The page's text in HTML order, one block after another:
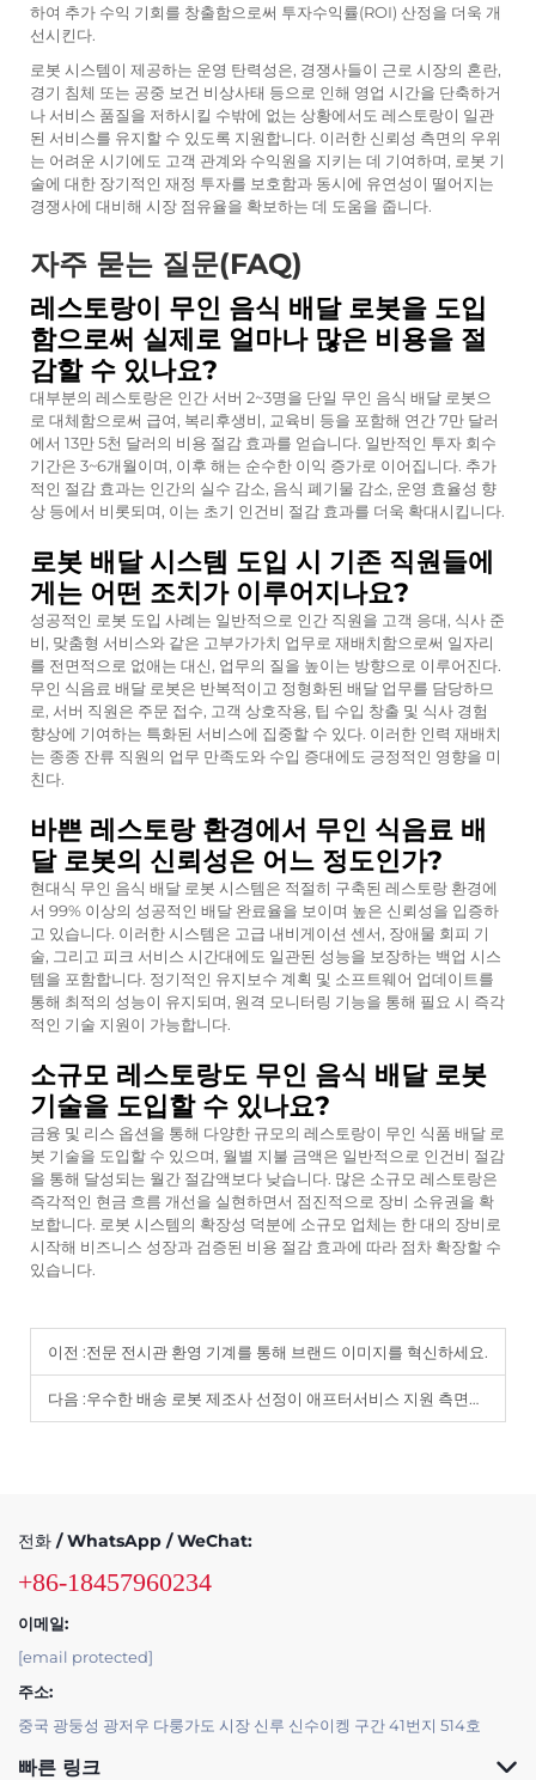
하여 추가 수익 기회를 창출함으로써 투자수익률(ROI) 산정을 더욱 개
선시킨다.
로봇 시스템이 제공하는 운영 탄력성은, 경쟁사들이 근로 시장의 혼란,
경기 침체 또는 공중 보건 비상사태 등으로 인해 영업 시간을 단축하거
나 서비스 품질을 저하시킬 수밖에 없는 상황에서도 레스토랑이 일관
된 서비스를 유지할 수 있도록 지원합니다. 이러한 신뢰성 측면의 우위
는 어려운 시기에도 고객 관계와 수익원을 지키는 데 기여하며, 로봇 기
술에 대한 장기적인 재정 투자를 보호함과 동시에 유연성이 떨어지는
경쟁사에 대비해 시장 점유율을 확보하는 데 도움을 줍니다.
자주 묻는 질문(FAQ)
레스토랑이 무인 음식 배달 로봇을 도입
함으로써 실제로 얼마나 많은 비용을 절
감할 수 있나요?
대부분의 레스토랑은 인간 서버 2~3명을 단일 무인 음식 배달 로봇으
로 대체함으로써 급여, 복리후생비, 교육비 등을 포함해 연간 7만 달러
에서 13만 5천 달러의 비용 절감 효과를 얻습니다. 일반적인 투자 회수
기간은 3~6개월이며, 이후 해는 순수한 이익 증가로 이어집니다. 추가
적인 절감 효과는 인간의 실수 감소, 음식 폐기물 감소, 운영 효율성 향
상 등에서 비롯되며, 이는 초기 인건비 절감 효과를 더욱 확대시킵니다.
로봇 배달 시스템 도입 시 기존 직원들에
게는 어떤 조치가 이루어지나요?
성공적인 로봇 도입 사례는 일반적으로 인간 직원을 고객 응대, 식사 준
비, 맞춤형 서비스와 같은 고부가가치 업무로 재배치함으로써 일자리
를 전면적으로 없애는 대신, 업무의 질을 높이는 방향으로 이루어진다.
무인 식음료 배달 로봇은 반복적이고 정형화된 배달 업무를 담당하므
로, 서버 직원은 주문 접수, 고객 상호작용, 팁 수입 창출 및 식사 경험
향상에 기여하는 특화된 서비스에 집중할 수 있다. 이러한 인력 재배치
는 종종 잔류 직원의 업무 만족도와 수입 증대에도 긍정적인 영향을 미
친다.
바쁜 레스토랑 환경에서 무인 식음료 배
달 로봇의 신뢰성은 어느 정도인가?
현대식 무인 음식 배달 로봇 시스템은 적절히 구축된 레스토랑 환경에
서 99% 이상의 성공적인 배달 완료율을 보이며 높은 신뢰성을 입증하
고 있습니다. 이러한 시스템은 고급 내비게이션 센서, 장애물 회피 기
술, 그리고 피크 서비스 시간대에도 일관된 성능을 보장하는 백업 시스
템을 포함합니다. 정기적인 유지보수 계획 및 소프트웨어 업데이트를
통해 최적의 성능이 유지되며, 원격 모니터링 기능을 통해 필요 시 즉각
적인 기술 지원이 가능합니다.
소규모 레스토랑도 무인 음식 배달 로봇
기술을 도입할 수 있나요?
금융 및 리스 옵션을 통해 다양한 규모의 레스토랑이 무인 식품 배달 로
봇 기술을 도입할 수 있으며, 월별 지불 금액은 일반적으로 인건비 절감
을 통해 달성되는 월간 절감액보다 낮습니다. 많은 소규모 레스토랑은
즉각적인 현금 흐름 개선을 실현하면서 점진적으로 장비 소유권을 확
보합니다. 로봇 시스템의 확장성 덕분에 소규모 업체는 한 대의 장비로
시작해 비즈니스 성장과 검증된 비용 절감 효과에 따라 점차 확장할 수
있습니다.
이전 :전문 전시관 환영 기계를 통해 브랜드 이미지를 혁신하세요.
다음 :우수한 배송 로봇 제조사 선정이 애프터서비스 지원 측면에서 왜 중요한가.
전화 / WhatsApp / WeChat:
+86-18457960234
이메일:
[email protected]
주소:
중국 광둥성 광저우 다룽가도 시장 신루 신수이켕 구간 41번지 514호
빠른 링크